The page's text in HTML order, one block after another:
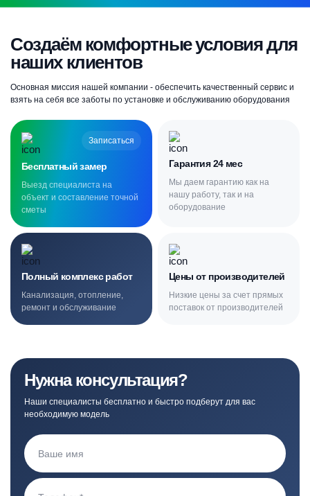
Создаём комфортные условия для
наших клиентов
Основная миссия нашей компании - обеспечить качественный сервис и
взять на себя все заботы по установке и обслуживанию оборудования
Записаться
Бесплатный замер
Выезд специалиста на
объект и составление точной
сметы
Гарантия 24 мес
Мы даем гарантию как на
нашу работу, так и на
оборудование
Полный комплекс работ
Канализация, отопление,
ремонт и обслуживание
Цены от производителей
Низкие цены за счет прямых
поставок от производителей
Нужна консультация?
Наши специалисты бесплатно и быстро подберут для вас
необходимую модель